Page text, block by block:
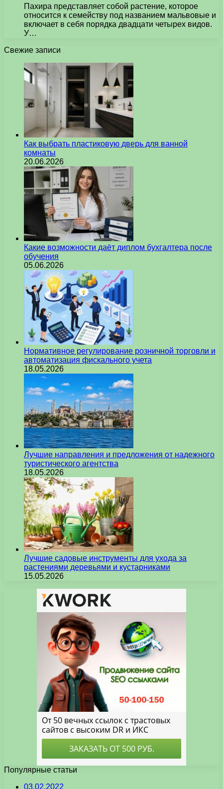
Пахира представляет собой растение, которое
относится к семейству под названием мальвовые и
включает в себя порядка двадцати четырех видов.
У…
Свежие записи
Как выбрать пластиковую дверь для ванной
комнаты
20.06.2026
Какие возможности даёт диплом бухгалтера после
обучения
05.06.2026
Нормативное регулирование розничной торговли и
автоматизация фискального учета
18.05.2026
Лучшие направления и предложения от надежного
туристического агентства
18.05.2026
Лучшие садовые инструменты для ухода за
растениями деревьями и кустарниками
15.05.2026
Популярные статьи
03.02.2022